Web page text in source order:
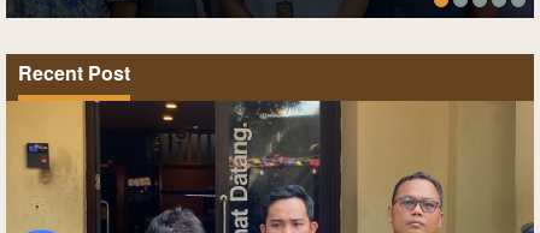
Recent Post